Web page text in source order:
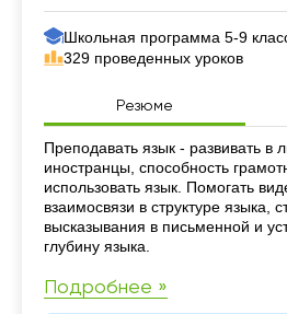
Школьная программа 5-9
329 проведенных уроков
Резюме
Резюме
Преподавать язык - развивать в
иностранцы, способность
использовать язык. Помогать
взаимосвязи в структуре языка,
высказывания в письменной и
глубину языка.
Подробнее »